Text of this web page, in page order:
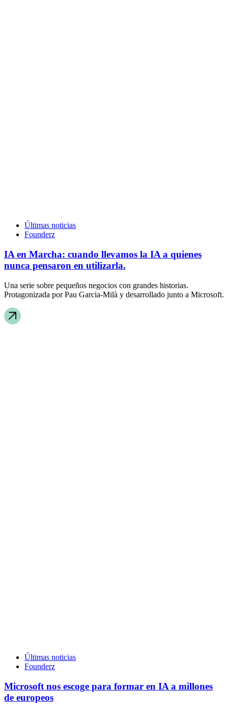
Últimas noticias
Founderz
IA en Marcha: cuando llevamos la IA a quienes
nunca pensaron en utilizarla.
Una serie sobre pequeños negocios con grandes historias.
Protagonizada por Pau Garcia-Milà y desarrollado junto a Microsoft.
Últimas noticias
Founderz
Microsoft nos escoge para formar en IA a millones
de europeos